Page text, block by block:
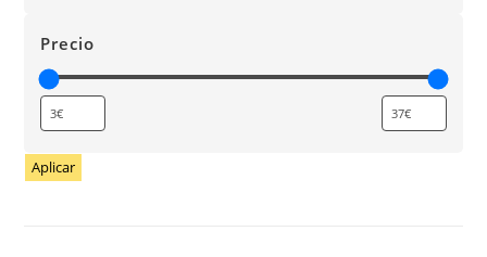
Precio
Aplicar